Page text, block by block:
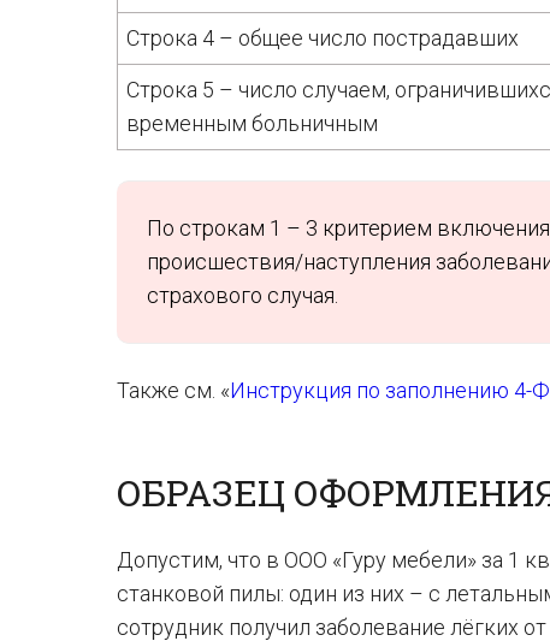
Строка 4 – общее число пострадавших
Строка 5 – число случаем,
временным больничным
По строкам 1 – 3 критерием
происшествия/наступления
страхового случая.
Также см. «Инструкция по заполнению 4-
ОБРАЗЕЦ
Допустим, что в ООО «Гуру мебели» за 1
станковой пилы: один из них – с
сотрудник получил заболевание лёгких